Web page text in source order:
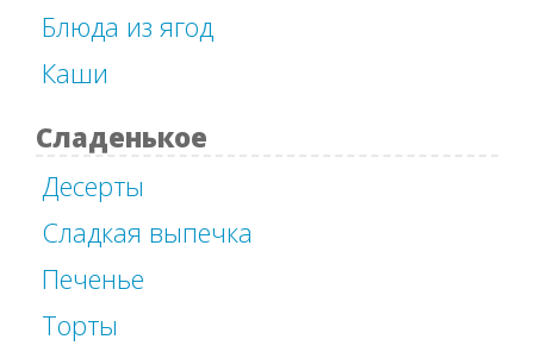
Блюда из ягод
Каши
Сладенькое
Десерты
Сладкая выпечка
Печенье
Торты